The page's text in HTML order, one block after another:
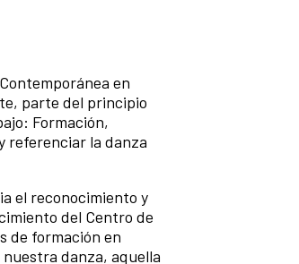
en
parte del principio
Formación,
referenciar la danza
el reconocimiento y
del Centro de
de formación en
danza, aquella